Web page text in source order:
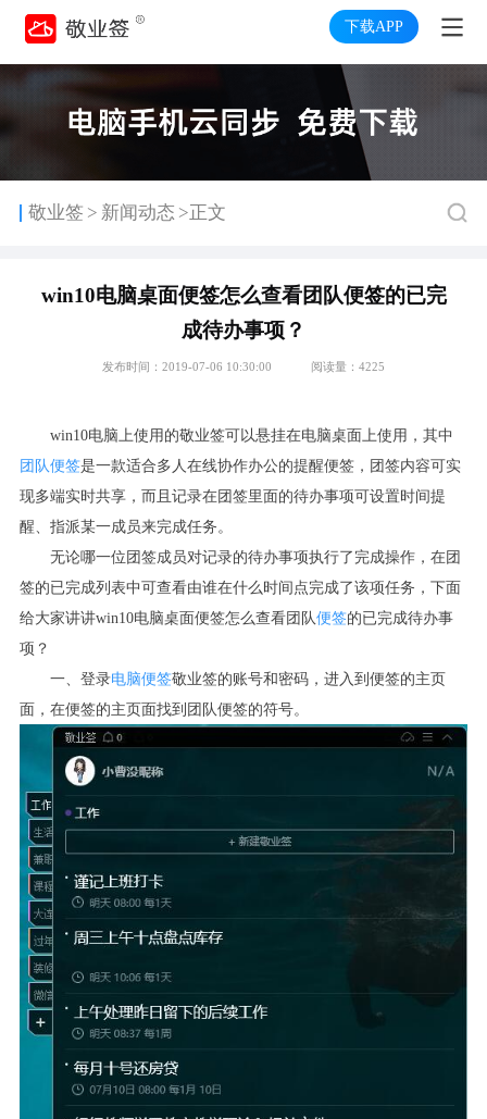
下载APP
敬业签 > 新闻动态 >正文
win10电脑桌面便签怎么查看团队便签的已完
成待办事项？
发布时间：2019-07-06 10:30:00 阅读量：4225
win10电脑上使用的敬业签可以悬挂在电脑桌面上使用，其中
团队便签是一款适合多人在线协作办公的提醒便签，团签内容可实
现多端实时共享，而且记录在团签里面的待办事项可设置时间提
醒、指派某一成员来完成任务。
无论哪一位团签成员对记录的待办事项执行了完成操作，在团
签的已完成列表中可查看由谁在什么时间点完成了该项任务，下面
给大家讲讲win10电脑桌面便签怎么查看团队便签的已完成待办事
项？
一、登录电脑便签敬业签的账号和密码，进入到便签的主页
面，在便签的主页面找到团队便签的符号。